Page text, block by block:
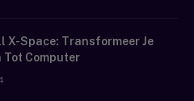
X-Space: Transformeer Je
Tot Computer